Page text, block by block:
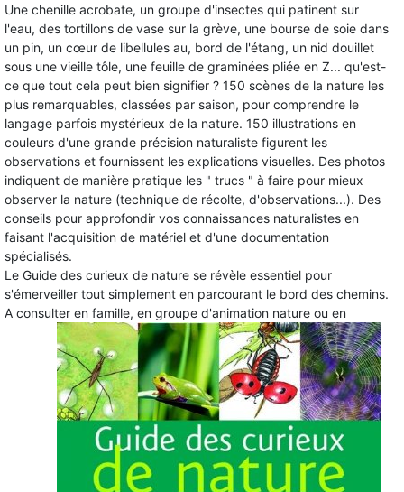
Une chenille acrobate, un groupe d'insectes qui patinent sur
l'eau, des tortillons de vase sur la grève, une bourse de soie dans
un pin, un cœur de libellules au, bord de l'étang, un nid douillet
sous une vieille tôle, une feuille de graminées pliée en Z... qu'est-
ce que tout cela peut bien signifier ? 150 scènes de la nature les
plus remarquables, classées par saison, pour comprendre le
langage parfois mystérieux de la nature. 150 illustrations en
couleurs d'une grande précision naturaliste figurent les
observations et fournissent les explications visuelles. Des photos
indiquent de manière pratique les " trucs " à faire pour mieux
observer la nature (technique de récolte, d'observations...). Des
conseils pour approfondir vos connaissances naturalistes en
faisant l'acquisition de matériel et d'une documentation
spécialisés.
Le Guide des curieux de nature se révèle essentiel pour
s'émerveiller tout simplement en parcourant le bord des chemins.
A consulter en famille, en groupe d'animation nature ou en